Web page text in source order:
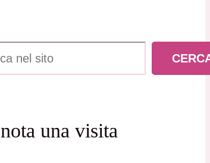
una visita